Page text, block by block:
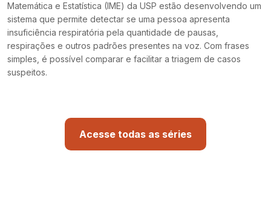
Matemática e Estatística (IME) da USP estão desenvolvendo um
sistema que permite detectar se uma pessoa apresenta
insuficiência respiratória pela quantidade de pausas,
respirações e outros padrões presentes na voz. Com frases
simples, é possível comparar e facilitar a triagem de casos
suspeitos.
Acesse todas as séries